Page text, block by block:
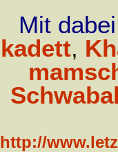
Mit
kadett,
http://